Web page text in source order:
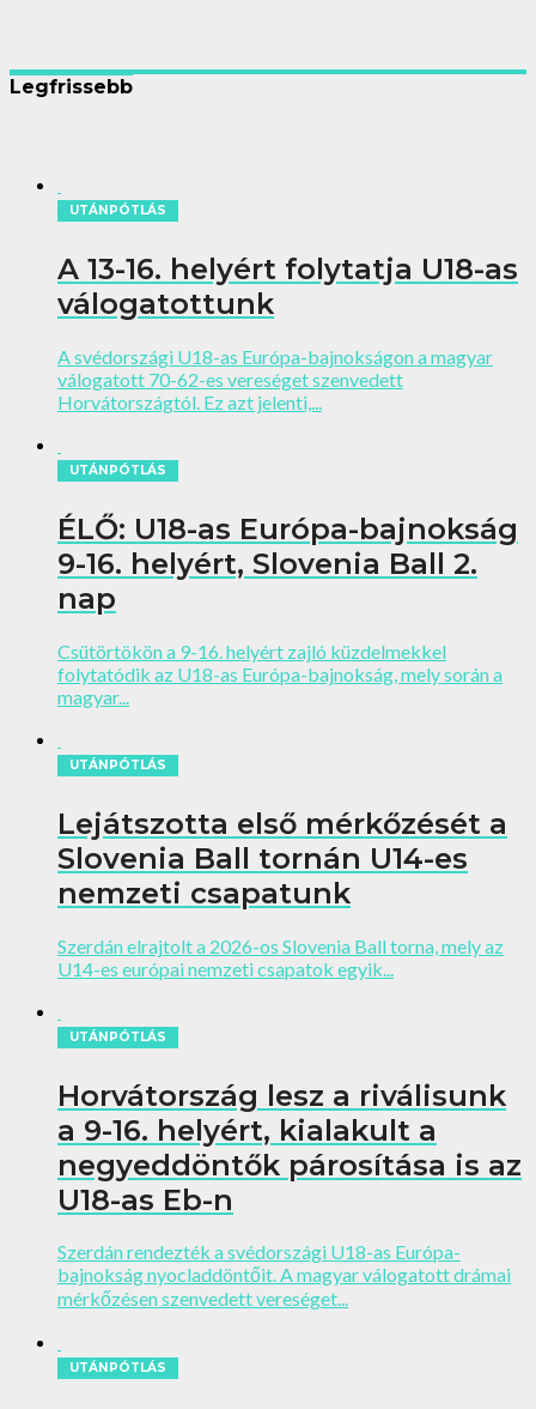
Legfrissebb
UTÁNPÓTLÁS
A 13-16. helyért folytatja U18-as
válogatottunk
A svédországi U18-as Európa-bajnokságon a magyar
válogatott 70-62-es vereséget szenvedett
Horvátországtól. Ez azt jelenti,...
UTÁNPÓTLÁS
ÉLŐ: U18-as Európa-bajnokság
9-16. helyért, Slovenia Ball 2.
nap
Csütörtökön a 9-16. helyért zajló küzdelmekkel
folytatódik az U18-as Európa-bajnokság, mely során a
magyar...
UTÁNPÓTLÁS
Lejátszotta első mérkőzését a
Slovenia Ball tornán U14-es
nemzeti csapatunk
Szerdán elrajtolt a 2026-os Slovenia Ball torna, mely az
U14-es európai nemzeti csapatok egyik...
UTÁNPÓTLÁS
Horvátország lesz a riválisunk
a 9-16. helyért, kialakult a
negyeddöntők párosítása is az
U18-as Eb-n
Szerdán rendezték a svédországi U18-as Európa-
bajnokság nyocladdöntőit. A magyar válogatott drámai
mérkőzésen szenvedett vereséget...
UTÁNPÓTLÁS